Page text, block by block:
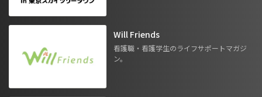
Will Friends
看護職・看護学生のライフサポートマガジ
ン。